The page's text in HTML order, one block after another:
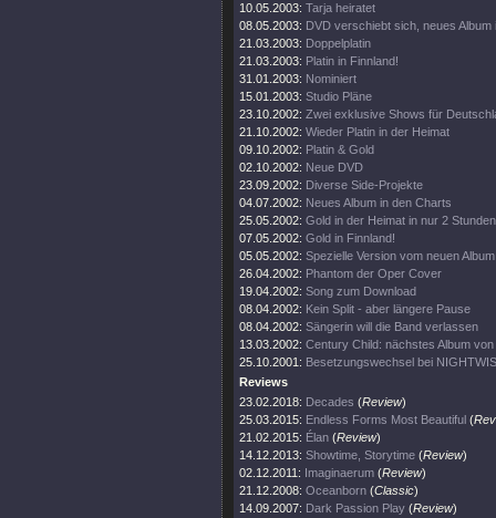
10.05.2003: Tarja heiratet
08.05.2003: DVD verschiebt sich, neues Album
21.03.2003: Doppelplatin
21.03.2003: Platin in Finnland!
31.01.2003: Nominiert
15.01.2003: Studio Pläne
23.10.2002: Zwei exklusive Shows für
21.10.2002: Wieder Platin in der Heimat
09.10.2002: Platin & Gold
02.10.2002: Neue DVD
23.09.2002: Diverse Side-Projekte
04.07.2002: Neues Album in den Charts
25.05.2002: Gold in der Heimat in nur 2 Stunden
07.05.2002: Gold in Finnland!
05.05.2002: Spezielle Version vom neuen Album
26.04.2002: Phantom der Oper Cover
19.04.2002: Song zum Download
08.04.2002: Kein Split - aber längere Pause
08.04.2002: Sängerin will die Band verlassen
13.03.2002: Century Child: nächstes Album
25.10.2001: Besetzungswechsel bei
Reviews
23.02.2018: Decades (Review)
25.03.2015: Endless Forms Most Beautiful (
21.02.2015: Élan (Review)
14.12.2013: Showtime, Storytime (Review)
02.12.2011: Imaginaerum (Review)
21.12.2008: Oceanborn (Classic)
14.09.2007: Dark Passion Play (Review)